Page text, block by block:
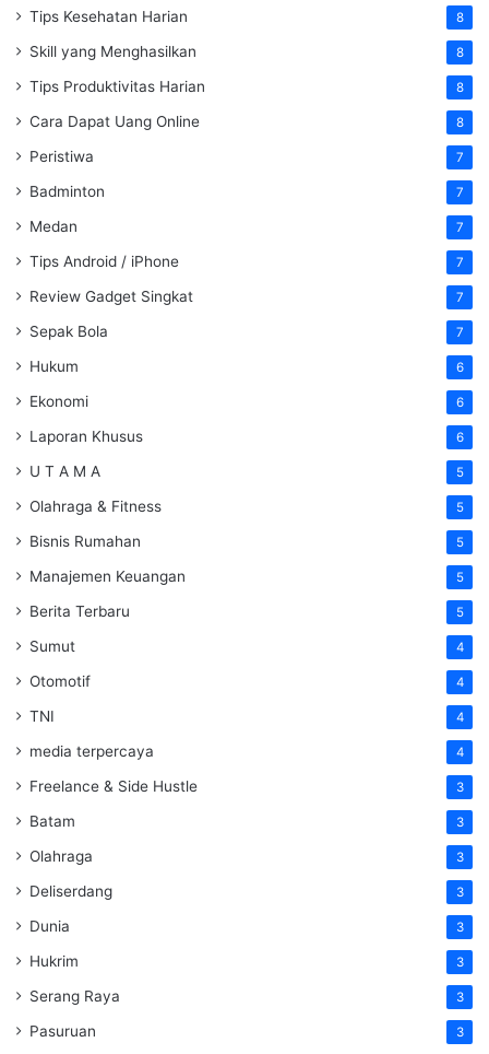
Tips Kesehatan Harian 8
Skill yang Menghasilkan 8
Tips Produktivitas Harian 8
Cara Dapat Uang Online 8
Peristiwa 7
Badminton 7
Medan 7
Tips Android / iPhone 7
Review Gadget Singkat 7
Sepak Bola 7
Hukum 6
Ekonomi 6
Laporan Khusus 6
U T A M A 5
Olahraga & Fitness 5
Bisnis Rumahan 5
Manajemen Keuangan 5
Berita Terbaru 5
Sumut 4
Otomotif 4
TNI 4
media terpercaya 4
Freelance & Side Hustle 3
Batam 3
Olahraga 3
Deliserdang 3
Dunia 3
Hukrim 3
Serang Raya 3
Pasuruan 3